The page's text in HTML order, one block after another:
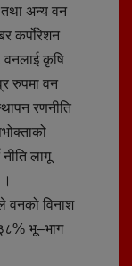
अन्य वन
कर्पोरेशन
वनलाई कृषि
रुपमा वन
रणनीति
लागू
वनको विनाश
भू–भाग